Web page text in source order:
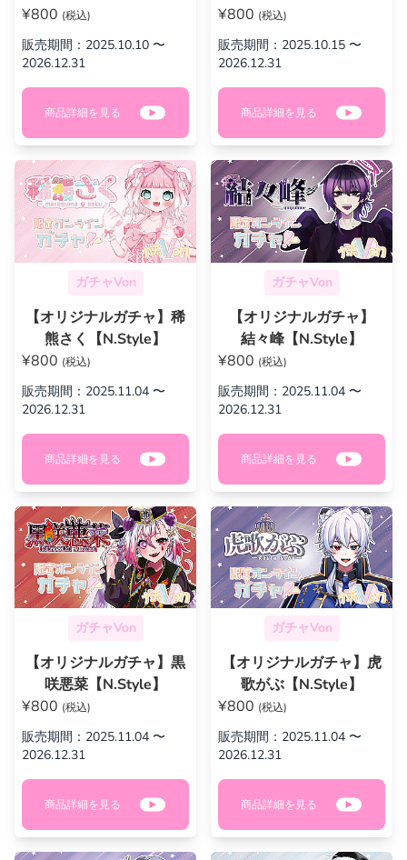
¥800 (税込)
販売期間：2025.10.10 〜
2026.12.31
商品詳細を見る
¥800 (税込)
販売期間：2025.10.15 〜
2026.12.31
商品詳細を見る
ガチャVon
【オリジナルガチャ】稀
熊さく【N.Style】
¥800 (税込)
販売期間：2025.11.04 〜
2026.12.31
商品詳細を見る
ガチャVon
【オリジナルガチャ】
結々峰【N.Style】
¥800 (税込)
販売期間：2025.11.04 〜
2026.12.31
商品詳細を見る
ガチャVon
【オリジナルガチャ】黒
咲悪菜【N.Style】
¥800 (税込)
販売期間：2025.11.04 〜
2026.12.31
商品詳細を見る
ガチャVon
【オリジナルガチャ】虎
歌がぶ【N.Style】
¥800 (税込)
販売期間：2025.11.04 〜
2026.12.31
商品詳細を見る